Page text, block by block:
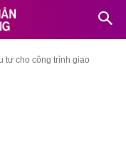
tư cho công trình giao